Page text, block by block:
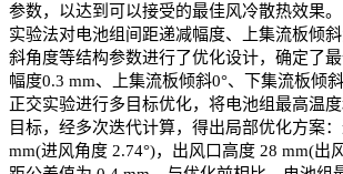
参数，以达到可以接受的最佳风冷散热效果
实验法对电池组间距递减幅度、上集流板倾
斜角度等结构参数进行了优化设计，确定了
幅度0.3 mm、上集流板倾斜0°、下集流板倾
正交实验进行多目标优化，将电池组最高温
目标，经多次迭代计算，得出局部优化方案
mm(进风角度 2.74°)，出风口高度 28 mm(出